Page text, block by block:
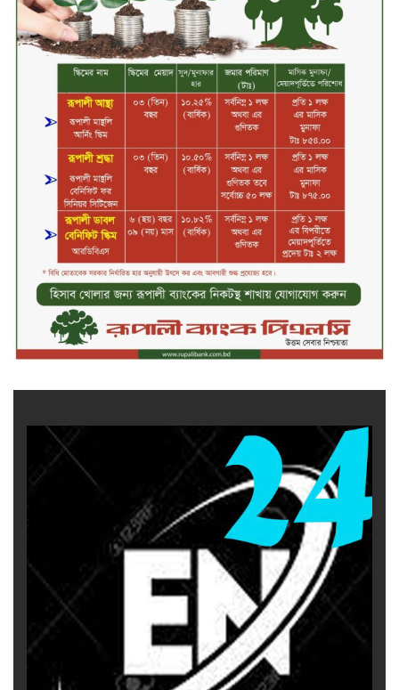
নিরাপদ ও স্বল্পব্যয়ে ক্যাশলেস লেনদেন
গড়তে কাজ করছে বাংলাদেশ ব্যাংক:
গভর্নর
জীবননগর সীমান্ত দিয়ে ভারতে অবৈধ
অনুপ্রবেশের সময় ৮ বাংলাদেশি নারী
আটক